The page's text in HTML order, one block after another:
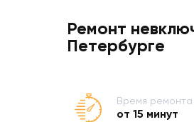
Ремонт
Петербурге
Время ремонта
от 15 минут